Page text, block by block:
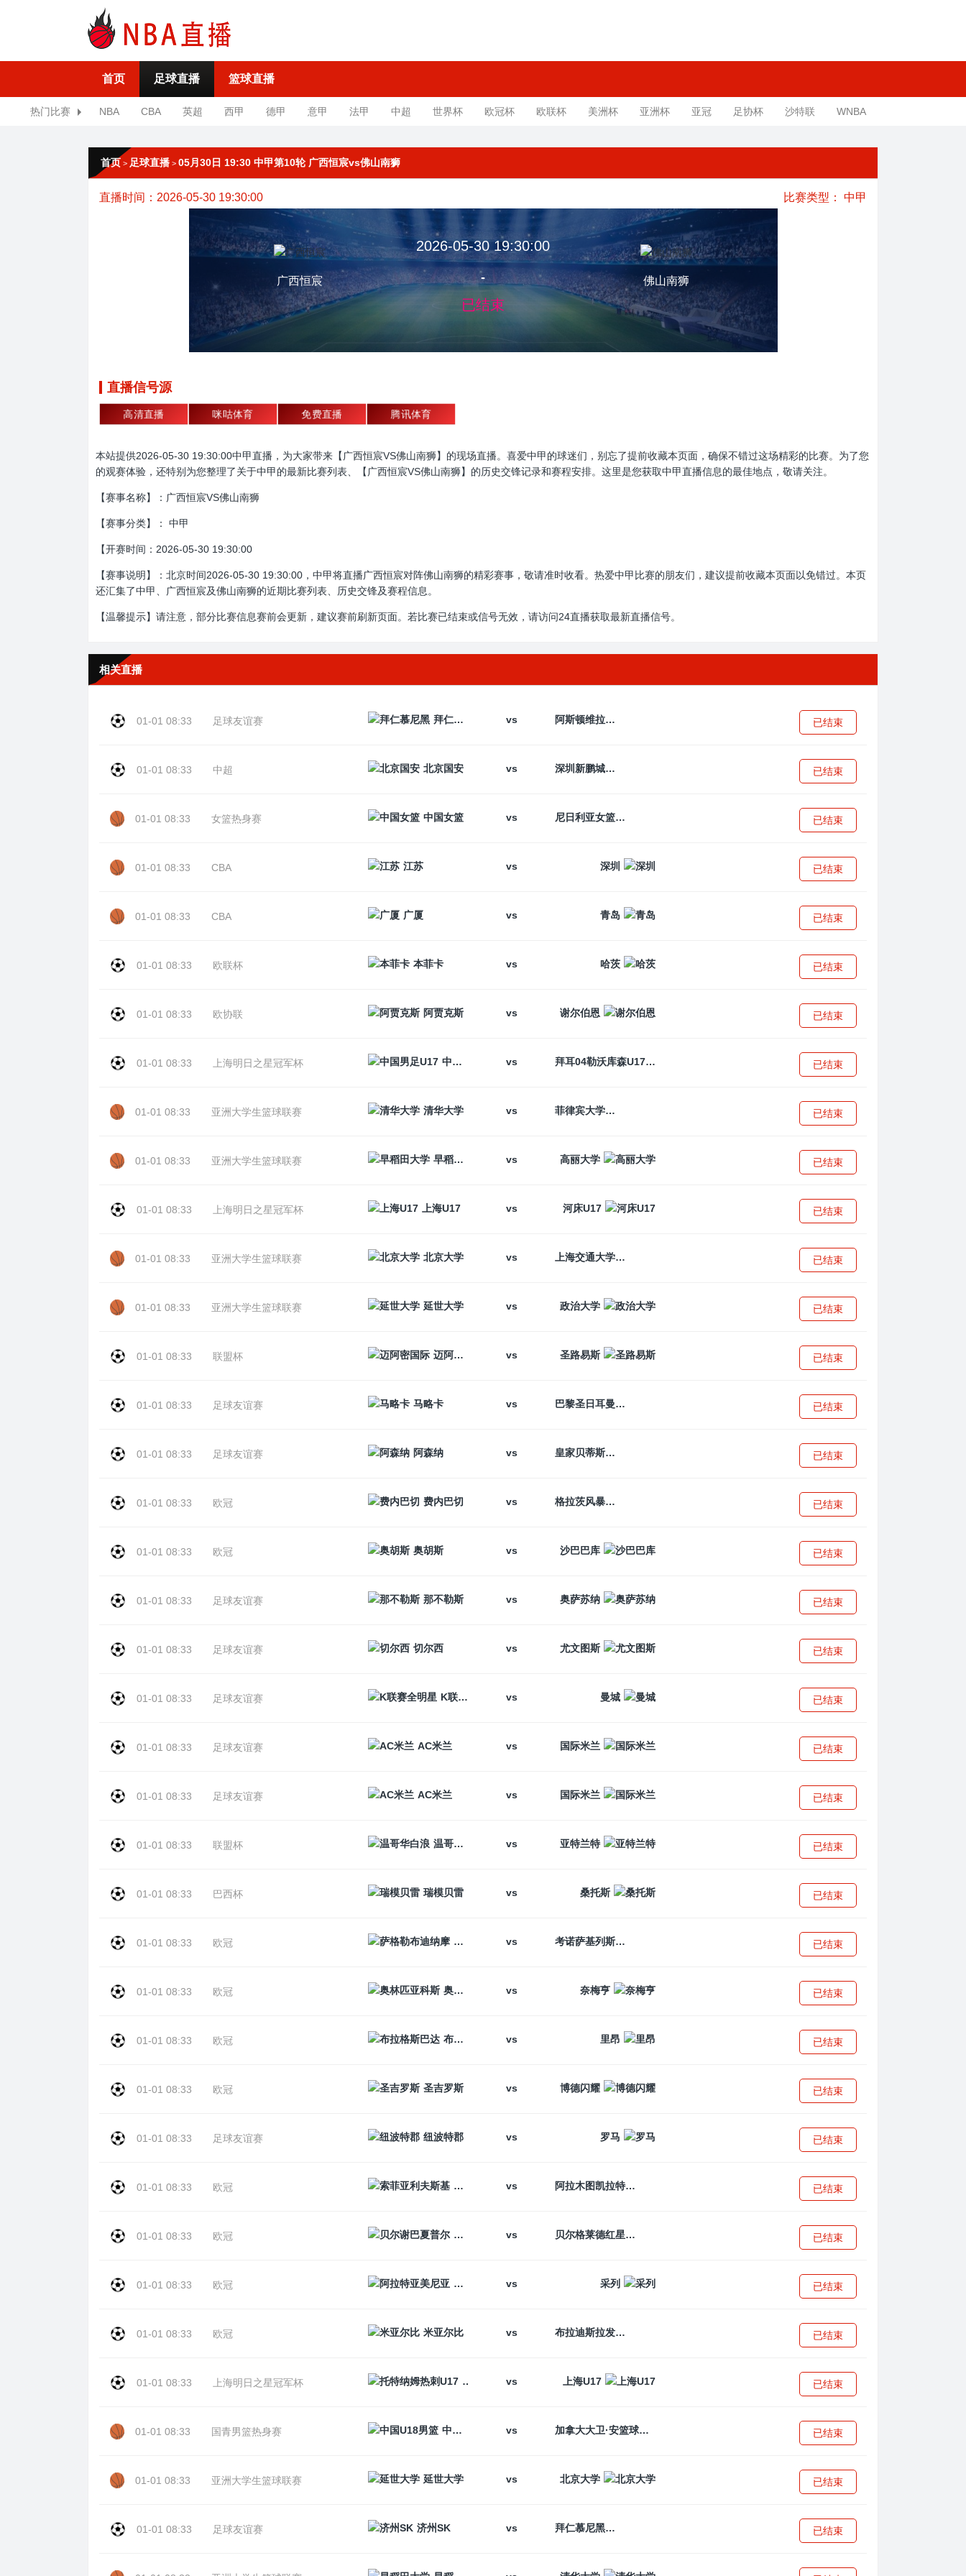
首页 足球直播 篮球直播
热门比赛 NBA CBA 英超 西甲 德甲 意甲 法甲 中超 世界杯 欧冠杯 欧联杯 美洲杯 亚洲杯 亚冠 足协杯 沙特联 WNBA
首页 > 足球直播 > 05月30日 19:30 中甲第10轮 广西恒宸vs佛山南狮
直播时间：2026-05-30 19:30:00 比赛类型： 中甲
广西恒宸
2026-05-30 19:30:00
-
已结束
佛山南狮
直播信号源
高清直播 咪咕体育 免费直播 腾讯体育
本站提供2026-05-30 19:30:00中甲直播，为大家带来【广西恒宸VS佛山南狮】的现场直播。喜爱中甲的球迷们，别忘了提前收藏本页面，确保不错过这场精彩的比赛。为了您
的观赛体验，还特别为您整理了关于中甲的最新比赛列表、【广西恒宸VS佛山南狮】的历史交锋记录和赛程安排。这里是您获取中甲直播信息的最佳地点，敬请关注。
【赛事名称】：广西恒宸VS佛山南狮
【赛事分类】： 中甲
【开赛时间：2026-05-30 19:30:00
【赛事说明】：北京时间2026-05-30 19:30:00，中甲将直播广西恒宸对阵佛山南狮的精彩赛事，敬请准时收看。热爱中甲比赛的朋友们，建议提前收藏本页面以免错过。本页
还汇集了中甲、广西恒宸及佛山南狮的近期比赛列表、历史交锋及赛程信息。
【温馨提示】请注意，部分比赛信息赛前会更新，建议赛前刷新页面。若比赛已结束或信号无效，请访问24直播获取最新直播信号。
相关直播
01-01 08:33 足球友谊赛 拜仁慕尼黑 vs 阿斯顿维拉 已结束
01-01 08:33 中超 北京国安 vs 深圳新鹏城 已结束
01-01 08:33 女篮热身赛 中国女篮 vs 尼日利亚女篮 已结束
01-01 08:33 CBA 江苏 vs 深圳 已结束
01-01 08:33 CBA 广厦 vs 青岛 已结束
01-01 08:33 欧联杯 本菲卡 vs 哈茨 已结束
01-01 08:33 欧协联 阿贾克斯 vs 谢尔伯恩 已结束
01-01 08:33 上海明日之星冠军杯 中国男足U17 vs 拜耳04勒沃库森U17 已结束
01-01 08:33 亚洲大学生篮球联赛 清华大学 vs 菲律宾大学 已结束
01-01 08:33 亚洲大学生篮球联赛 早稻田大学 vs 高丽大学 已结束
01-01 08:33 上海明日之星冠军杯 上海U17 vs 河床U17 已结束
01-01 08:33 亚洲大学生篮球联赛 北京大学 vs 上海交通大学 已结束
01-01 08:33 亚洲大学生篮球联赛 延世大学 vs 政治大学 已结束
01-01 08:33 联盟杯 迈阿密国际 vs 圣路易斯 已结束
01-01 08:33 足球友谊赛 马略卡 vs 巴黎圣日耳曼 已结束
01-01 08:33 足球友谊赛 阿森纳 vs 皇家贝蒂斯 已结束
01-01 08:33 欧冠 费内巴切 vs 格拉茨风暴 已结束
01-01 08:33 欧冠 奥胡斯 vs 沙巴巴库 已结束
01-01 08:33 足球友谊赛 那不勒斯 vs 奥萨苏纳 已结束
01-01 08:33 足球友谊赛 切尔西 vs 尤文图斯 已结束
01-01 08:33 足球友谊赛 K联赛全明星 vs 曼城 已结束
01-01 08:33 足球友谊赛 AC米兰 vs 国际米兰 已结束
01-01 08:33 足球友谊赛 AC米兰 vs 国际米兰 已结束
01-01 08:33 联盟杯 温哥华白浪 vs 亚特兰特 已结束
01-01 08:33 巴西杯 瑞模贝雷 vs 桑托斯 已结束
01-01 08:33 欧冠 萨格勒布迪纳摩
vs 考诺萨基列斯 已结束
01-01 08:33 欧冠 奥林匹亚科斯 vs 奈梅亨 已结束
01-01 08:33 欧冠 布拉格斯巴达 vs 里昂 已结束
01-01 08:33 欧冠 圣吉罗斯 vs 博德闪耀 已结束
01-01 08:33 足球友谊赛 纽波特郡 vs 罗马 已结束
01-01 08:33 欧冠 索菲亚利夫斯基
vs 阿拉木图凯拉特 已结束
01-01 08:33 欧冠 贝尔谢巴夏普尔
vs 贝尔格莱德红星 已结束
01-01 08:33 欧冠 阿拉特亚美尼亚
vs 采列 已结束
01-01 08:33 欧冠 米亚尔比 vs 布拉迪斯拉发 已结束
01-01 08:33 上海明日之星冠军杯 托特纳姆热刺U17
vs 上海U17 已结束
01-01 08:33 国青男篮热身赛 中国U18男篮 vs 加拿大大卫·安篮球学院 已结束
01-01 08:33 亚洲大学生篮球联赛 延世大学 vs 北京大学 已结束
01-01 08:33 足球友谊赛 济州SK vs 拜仁慕尼黑 已结束